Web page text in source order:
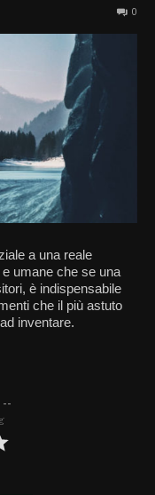
0
a una reale
umane che se una
è indispensabile
che il più astuto
inventare.